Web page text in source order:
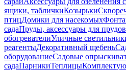
ящики, табличкиКозырьки
птицДомики для насекомых
садаПруды, аксессуары для прудов
обогревателиУличные
реагентыДекоративный щебень
оборудованиеСадовые
садаПарникиТеплицы